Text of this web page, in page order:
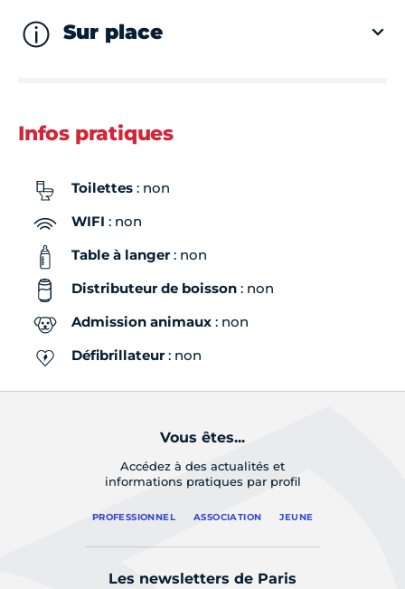
Sur place
Infos pratiques
Toilettes : non
WIFI : non
Table à langer: non
Distributeur de boisson : non
Admission animaux : non
Défibrillateur: non
Vous êtes...
Accédez à des actualités et
informations pratiques par profil
PROFESSIONNEL ASSOCIATION JEUNE
Les newsletters de Paris